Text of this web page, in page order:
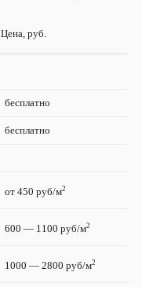
Цена, руб.
бесплатно
бесплатно
от 450 руб/м2
600 — 1100 руб/м2
1000 — 2800 руб/м2